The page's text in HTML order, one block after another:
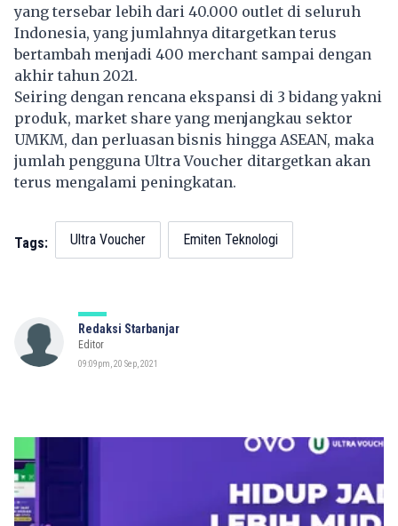
yang tersebar lebih dari 40.000 outlet di seluruh
Indonesia, yang jumlahnya ditargetkan terus
bertambah menjadi 400 merchant sampai dengan
akhir tahun 2021.
Seiring dengan rencana ekspansi di 3 bidang yakni
produk, market share yang menjangkau sektor
UMKM, dan perluasan bisnis hingga ASEAN, maka
jumlah pengguna Ultra Voucher ditargetkan akan
terus mengalami peningkatan.
Tags: Ultra Voucher Emiten Teknologi
Redaksi Starbanjar
Editor
09:09pm, 20 Sep, 2021